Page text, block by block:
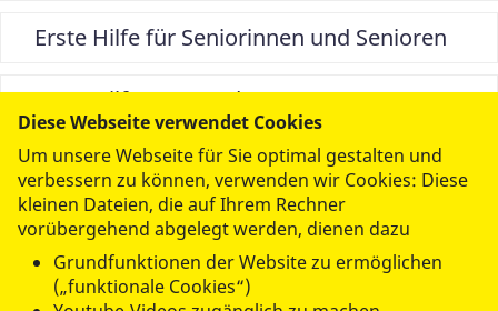
Erste Hilfe für Seniorinnen und Senioren
Erste Hilfe am Hund
Widerrufsbelehrung-Erste-Hilfe
(Datei herunterladen PDF / 113,42 KB )
Diese Webseite verwendet Cookies
Um unsere Webseite für Sie optimal gestalten und
verbessern zu können, verwenden wir Cookies: Diese
kleinen Dateien, die auf Ihrem Rechner
vorübergehend abgelegt werden, dienen dazu
Grundfunktionen der Website zu ermöglichen
(„funktionale Cookies“)